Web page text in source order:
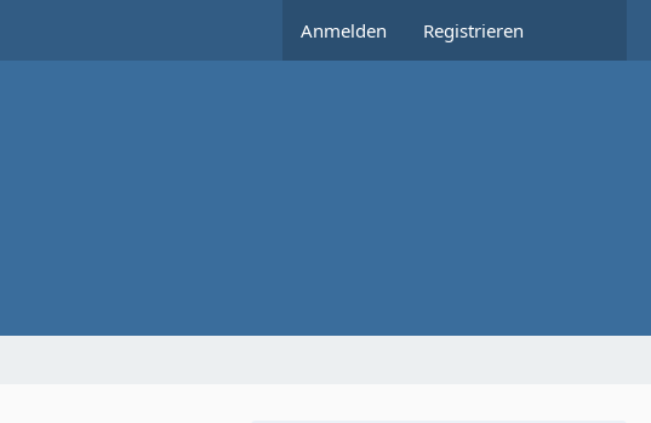
Anmelden Registrieren